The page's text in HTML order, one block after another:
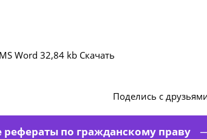
MS Word 32,84 kb Скачать
Поделись с
рефераты по гражданскому праву